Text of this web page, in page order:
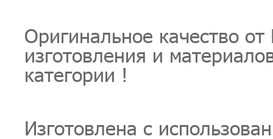
Оригинальное качество
изготовления и
категории !
Изготовлена с